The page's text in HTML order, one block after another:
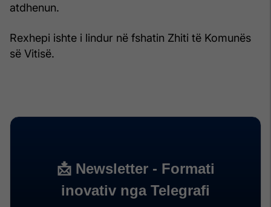
atdhenun.
Rexhepi ishte i lindur në fshatin Zhiti të Komunës
së Vitisë.